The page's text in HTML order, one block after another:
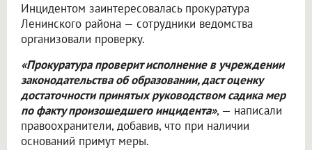
Инцидентом заинтересовалась прокуратура
Ленинского района — сотрудники ведомства
организовали проверку.
«Прокуратура проверит исполнение в учреждении
законодательства об образовании, даст оценку
достаточности принятых руководством садика мер
по факту произошедшего инцидента», — написали
правоохранители, добавив, что при наличии
оснований примут меры.